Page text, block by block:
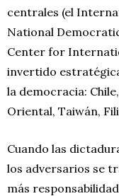
centrales (el
National
Center for
invertido
la democracia:
Oriental, Taiwán,
Cuando las
los adversarios se
más